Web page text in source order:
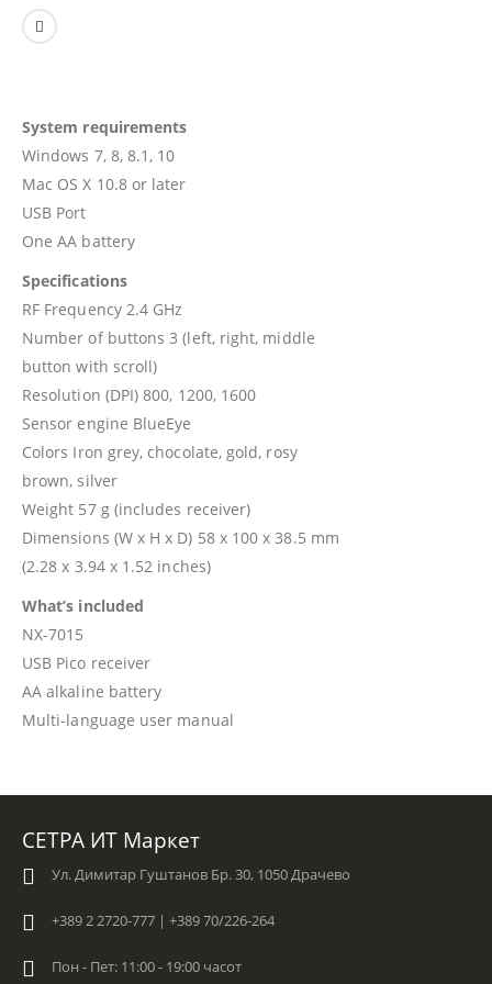
System requirements
Windows 7, 8, 8.1, 10
Mac OS X 10.8 or later
USB Port
One AA battery
Specifications
RF Frequency 2.4 GHz
Number of buttons 3 (left, right, middle
button with scroll)
Resolution (DPI) 800, 1200, 1600
Sensor engine BlueEye
Colors Iron grey, chocolate, gold, rosy
brown, silver
Weight 57 g (includes receiver)
Dimensions (W x H x D) 58 x 100 x 38.5 mm
(2.28 x 3.94 x 1.52 inches)
What’s included
NX-7015
USB Pico receiver
AA alkaline battery
Multi-language user manual
СЕТРА ИТ Маркет
Ул. Димитар Гуштанов Бр. 30, 1050 Драчево
+389 2 2720-777 | +389 70/226-264
Пон - Пет: 11:00 - 19:00 часот